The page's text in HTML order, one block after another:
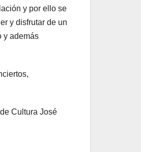
y por ello se
y disfrutar de un
y además
Cultura José